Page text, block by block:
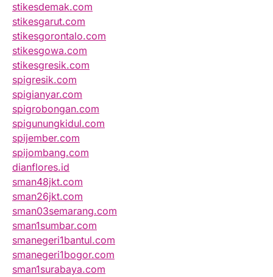
stikesdemak.com
stikesgarut.com
stikesgorontalo.com
stikesgowa.com
stikesgresik.com
spigresik.com
spigianyar.com
spigrobongan.com
spigunungkidul.com
spijember.com
spijombang.com
dianflores.id
sman48jkt.com
sman26jkt.com
sman03semarang.com
sman1sumbar.com
smanegeri1bantul.com
smanegeri1bogor.com
sman1surabaya.com